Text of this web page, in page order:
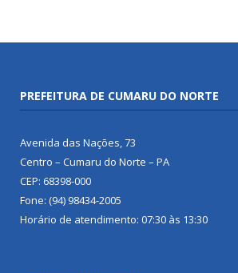
PREFEITURA DE CUMARU DO NORTE
Avenida das Nações, 73
Centro – Cumaru do Norte – PA
CEP: 68398-000
Fone: (94) 98434-2005
Horário de atendimento: 07:30 às 13:30